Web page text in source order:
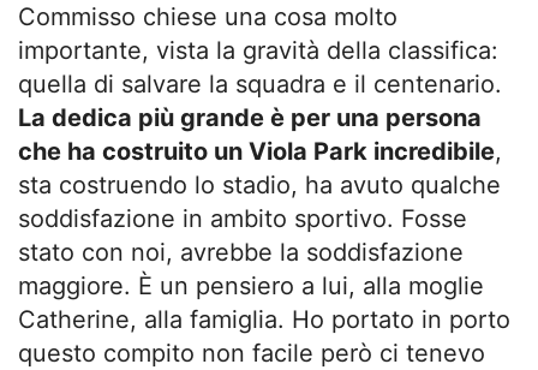
Commisso chiese una cosa molto
importante, vista la gravità della classifica:
quella di salvare la squadra e il centenario.
La dedica più grande è per una persona
che ha costruito un Viola Park incredibile,
sta costruendo lo stadio, ha avuto qualche
soddisfazione in ambito sportivo. Fosse
stato con noi, avrebbe la soddisfazione
maggiore. È un pensiero a lui, alla moglie
Catherine, alla famiglia. Ho portato in porto
questo compito non facile però ci tenevo